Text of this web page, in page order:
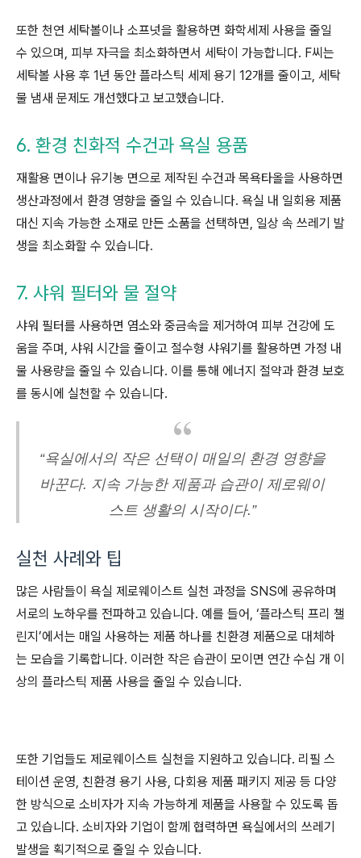
또한 천연 세탁볼이나 소프넛을 활용하면 화학세제 사용을 줄일
수 있으며, 피부 자극을 최소화하면서 세탁이 가능합니다. F씨는
세탁볼 사용 후 1년 동안 플라스틱 세제 용기 12개를 줄이고, 세탁
물 냄새 문제도 개선했다고 보고했습니다.
6. 환경 친화적 수건과 욕실 용품
재활용 면이나 유기농 면으로 제작된 수건과 목욕타올을 사용하면
생산과정에서 환경 영향을 줄일 수 있습니다. 욕실 내 일회용 제품
대신 지속 가능한 소재로 만든 소품을 선택하면, 일상 속 쓰레기 발
생을 최소화할 수 있습니다.
7. 샤워 필터와 물 절약
샤워 필터를 사용하면 염소와 중금속을 제거하여 피부 건강에 도
움을 주며, 샤워 시간을 줄이고 절수형 샤워기를 활용하면 가정 내
물 사용량을 줄일 수 있습니다. 이를 통해 에너지 절약과 환경 보호
를 동시에 실천할 수 있습니다.
“욕실에서의 작은 선택이 매일의 환경 영향을
바꾼다. 지속 가능한 제품과 습관이 제로웨이
스트 생활의 시작이다.”
실천 사례와 팁
많은 사람들이 욕실 제로웨이스트 실천 과정을 SNS에 공유하며
서로의 노하우를 전파하고 있습니다. 예를 들어, ‘플라스틱 프리 챌
린지’에서는 매일 사용하는 제품 하나를 친환경 제품으로 대체하
는 모습을 기록합니다. 이러한 작은 습관이 모이면 연간 수십 개 이
상의 플라스틱 제품 사용을 줄일 수 있습니다.
또한 기업들도 제로웨이스트 실천을 지원하고 있습니다. 리필 스
테이션 운영, 친환경 용기 사용, 다회용 제품 패키지 제공 등 다양
한 방식으로 소비자가 지속 가능하게 제품을 사용할 수 있도록 돕
고 있습니다. 소비자와 기업이 함께 협력하면 욕실에서의 쓰레기
발생을 획기적으로 줄일 수 있습니다.